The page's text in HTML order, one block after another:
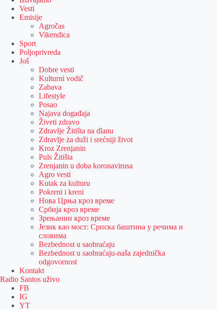
Vesti
Emisije
Agročas
Vikendica
Sport
Poljoprivreda
Još
Dobre vesti
Kulturni vodič
Zabava
Lifestyle
Posao
Najava događaja
Živeti zdravo
Zdravlje Žitišta na dlanu
Zdravlje za duži i srećniji život
Kroz Zrenjanin
Puls Žitišta
Zrenjanin u doba koronavirusa
Agro vesti
Kutak za kulturu
Pokreni i kreni
Нова Црња кроз време
Србија кроз време
Зрењанин кроз време
Језик као мост: Српска баштина у речима и
словима
Bezbednost u saobraćaju
Bezbednost u saobraćaju-naša zajednička
odgovornost
Kontakt
Radio Santos uživo
FB
IG
YT